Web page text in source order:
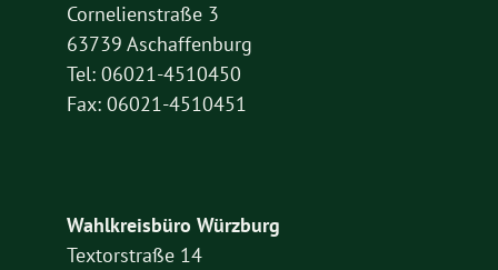
Cornelienstraße 3
63739 Aschaffenburg
Tel: 06021-4510450
Fax: 06021-4510451
Wahlkreisbüro Würzburg
Textorstraße 14